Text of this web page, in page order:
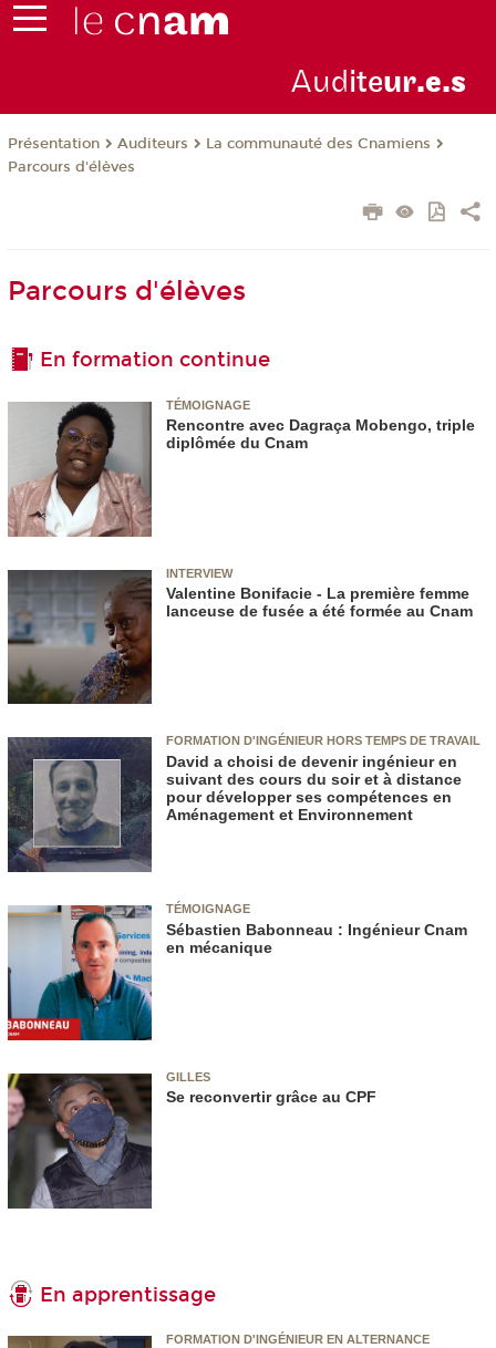
Auditeur.e.s
Présentation Auditeurs
La communauté des Cnamiens
Parcours d'élèves
Parcours d'élèves
En formation continue
TÉMOIGNAGE
Rencontre avec Dagraça Mobengo, triple
diplômée du Cnam
INTERVIEW
Valentine Bonifacie - La première femme
lanceuse de fusée a été formée au Cnam
FORMATION D'INGÉNIEUR HORS TEMPS DE TRAVAIL
David a choisi de devenir ingénieur en
suivant des cours du soir et à distance
pour développer ses compétences en
Aménagement et Environnement
TÉMOIGNAGE
Sébastien Babonneau : Ingénieur Cnam
en mécanique
GILLES
Se reconvertir grâce au CPF
En apprentissage
FORMATION D'INGÉNIEUR EN ALTERNANCE